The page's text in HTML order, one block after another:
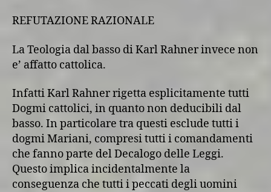
REFUTAZIONE RAZIONALE
La Teologia dal basso di Karl Rahner invece non
e’ affatto cattolica.
Infatti Karl Rahner rigetta esplicitamente tutti
Dogmi cattolici, in quanto non deducibili dal
basso. In particolare tra questi esclude tutti i
dogmi Mariani, compresi tutti i comandamenti
che fanno parte del Decalogo delle Leggi.
Questo implica incidentalmente la
conseguenza che tutti i peccati degli uomini